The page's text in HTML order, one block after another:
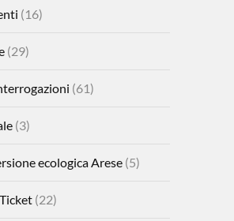
(16)
(29)
(61)
(3)
ecologica Arese(5)
(22)